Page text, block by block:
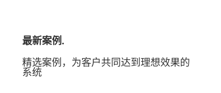
最新案例.
精选案例，为客户共同达到理想效果的
系统